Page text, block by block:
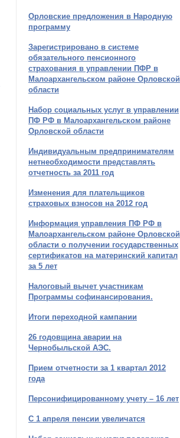
Орловские предложения в Народную
программу
Зарегистрировано в системе
обязательного пенсионного
страхования в управлении ПФР в
Малоархангельском районе Орловской
области
Набор социальных услуг в управлении
ПФ РФ в Малоархангельском районе
Орловской области
Индивидуальным предпринимателям
нетнеобходимости представлять
отчетность за 2011 год
Изменения для плательщиков
страховых взносов на 2012 год
Информация управления ПФ РФ в
Малоархангельском районе Орловской
области о получении государственных
сертификатов на материнский капитал
за 5 лет
Налоговый вычет участникам
Программы софинансирования.
Итоги переходной кампании
26 годовщина аварии на
Чернобыльской АЭС.
Прием отчетности за 1 квартал 2012
года
Персонифицированному учету – 16 лет
С 1 апреля пенсии увеличатся